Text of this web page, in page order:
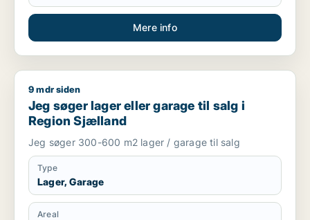
Mere info
Jeg søger lager eller garage til salg i Region Sjælland
9 mdr siden
Jeg søger lager eller garage til salg i
Region Sjælland
Jeg søger 300-600 m2 lager / garage til salg
Type
Lager, Garage
Areal